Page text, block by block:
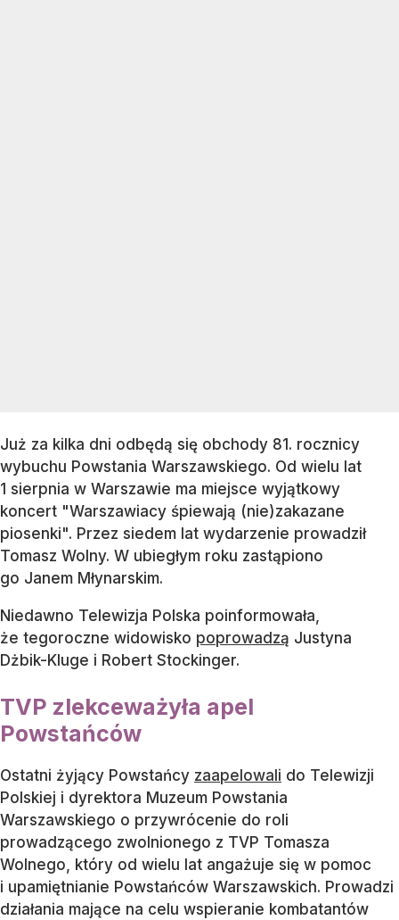
Już za kilka dni odbędą się obchody 81. rocznicy
wybuchu Powstania Warszawskiego. Od wielu lat
1 sierpnia w Warszawie ma miejsce wyjątkowy
koncert "Warszawiacy śpiewają (nie)zakazane
piosenki". Przez siedem lat wydarzenie prowadził
Tomasz Wolny. W ubiegłym roku zastąpiono
go Janem Młynarskim.
Niedawno Telewizja Polska poinformowała,
że tegoroczne widowisko poprowadzą Justyna
Dżbik-Kluge i Robert Stockinger.
TVP zlekceważyła apel
Powstańców
Ostatni żyjący Powstańcy zaapelowali do Telewizji
Polskiej i dyrektora Muzeum Powstania
Warszawskiego o przywrócenie do roli
prowadzącego zwolnionego z TVP Tomasza
Wolnego, który od wielu lat angażuje się w pomoc
i upamiętnianie Powstańców Warszawskich. Prowadzi
działania mające na celu wspieranie kombatantów